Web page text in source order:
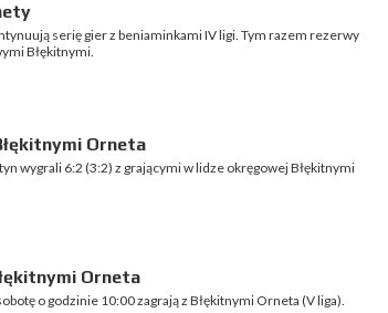
serię gier z beniaminkami IV ligi. Tym razem rezerwy
Błękitnymi.
Orneta
wygrali 6:2 (3:2) z grającymi w lidze okręgowej Błękitnymi
Orneta
o godzinie 10:00 zagrają z Błękitnymi Orneta (V liga).